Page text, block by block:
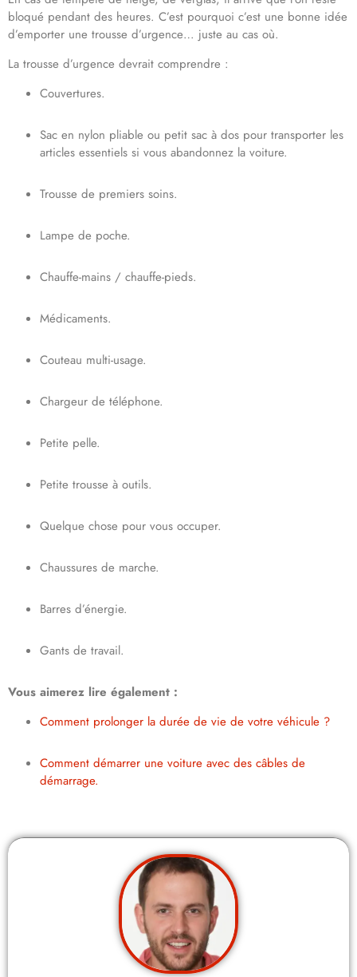
bloqué pendant des heures. C’est pourquoi c’est une bonne idée
d’emporter une trousse d’urgence… juste au cas où.
La trousse d’urgence devrait comprendre :
Couvertures.
Sac en nylon pliable ou petit sac à dos pour transporter les
articles essentiels si vous abandonnez la voiture.
Trousse de premiers soins.
Lampe de poche.
Chauffe-mains / chauffe-pieds.
Médicaments.
Couteau multi-usage.
Chargeur de téléphone.
Petite pelle.
Petite trousse à outils.
Quelque chose pour vous occuper.
Chaussures de marche.
Barres d’énergie.
Gants de travail.
Vous aimerez lire également :
Comment prolonger la durée de vie de votre véhicule ?
Comment démarrer une voiture avec des câbles de
démarrage.